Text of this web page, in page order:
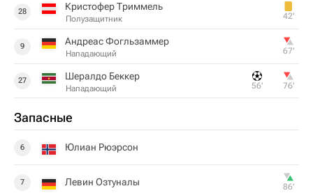
28 Кристофер Триммель
Полузащитник 42‎’‎
9 Андреас Фогльзаммер
Нападающий 67‎’‎
27 Шералдо Беккер
Нападающий 56‎’‎ 76‎’‎
Запасные
6 Юлиан Рюэрсон
7 Левин Озтуналы 86‎’‎